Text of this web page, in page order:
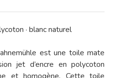
· blanc naturel
est une toile mate
jet d’encre en polycoton